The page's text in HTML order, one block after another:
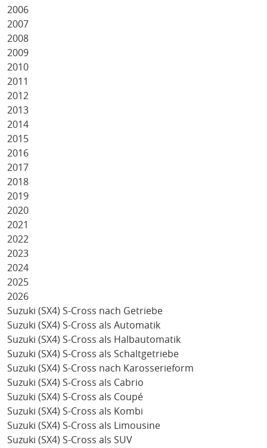
2006
2007
2008
2009
2010
2011
2012
2013
2014
2015
2016
2017
2018
2019
2020
2021
2022
2023
2024
2025
2026
Suzuki (SX4) S-Cross nach Getriebe
Suzuki (SX4) S-Cross als Automatik
Suzuki (SX4) S-Cross als Halbautomatik
Suzuki (SX4) S-Cross als Schaltgetriebe
Suzuki (SX4) S-Cross nach Karosserieform
Suzuki (SX4) S-Cross als Cabrio
Suzuki (SX4) S-Cross als Coupé
Suzuki (SX4) S-Cross als Kombi
Suzuki (SX4) S-Cross als Limousine
Suzuki (SX4) S-Cross als SUV